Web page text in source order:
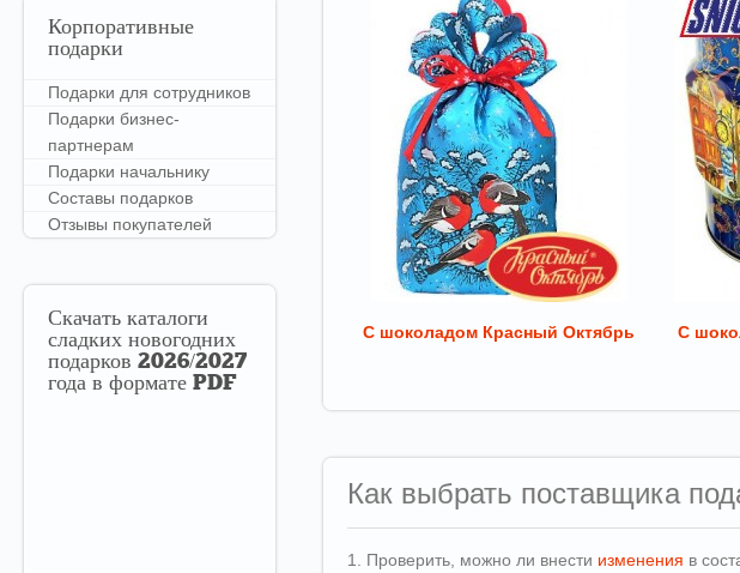
С шоколадом Красный Октябрь
С
Как выбрать поставщика
1. Проверить, можно ли внести изменения в
Корпоративные
подарки
Подарки для сотрудников
Подарки бизнес-
партнерам
Подарки начальнику
Составы подарков
Отзывы покупателей
Скачать каталоги
сладких новогодних
подарков 2026/2027
года в формате PDF